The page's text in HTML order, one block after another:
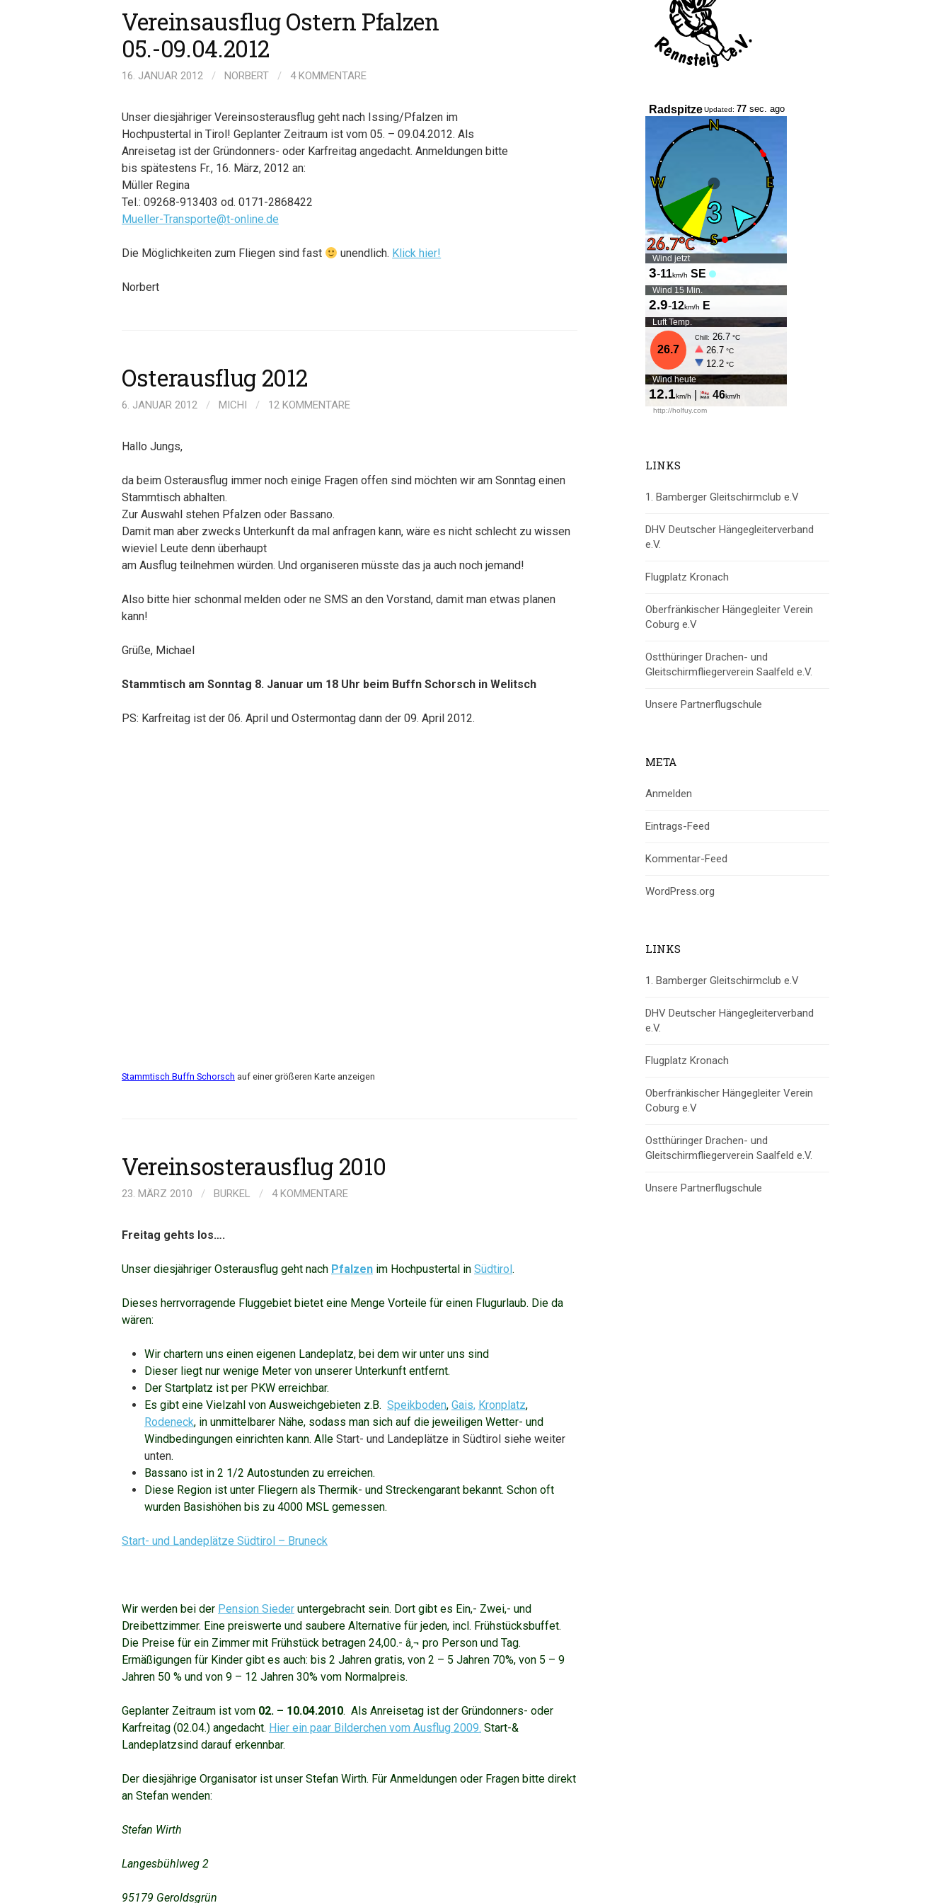
Vereinsausflug Ostern Pfalzen
05.-09.04.2012
16. JANUAR 2012 / NORBERT / 4 KOMMENTARE
Unser diesjähriger Vereinsosterausflug geht nach Issing/Pfalzen im
Hochpustertal in Tirol! Geplanter Zeitraum ist vom 05. – 09.04.2012. Als
Anreisetag ist der Gründonners- oder Karfreitag angedacht. Anmeldungen bitte
bis spätestens Fr., 16. März, 2012 an:
Müller Regina
Tel.: 09268-913403 od. 0171-2868422
Mueller-Transporte@t-online.de
Die Möglichkeiten zum Fliegen sind fast unendlich. Klick hier!
Norbert
Osterausflug 2012
6. JANUAR 2012 / MICHI / 12 KOMMENTARE
Hallo Jungs,
da beim Osterausflug immer noch einige Fragen offen sind möchten wir am Sonntag einen
Stammtisch abhalten.
Zur Auswahl stehen Pfalzen oder Bassano.
Damit man aber zwecks Unterkunft da mal anfragen kann, wäre es nicht schlecht zu wissen
wieviel Leute denn überhaupt
am Ausflug teilnehmen würden. Und organiseren müsste das ja auch noch jemand!
Also bitte hier schonmal melden oder ne SMS an den Vorstand, damit man etwas planen
kann!
Grüße, Michael
Stammtisch am Sonntag 8. Januar um 18 Uhr beim Buffn Schorsch in Welitsch
PS: Karfreitag ist der 06. April und Ostermontag dann der 09. April 2012.
Stammtisch Buffn Schorsch auf einer größeren Karte anzeigen
Vereinsosterausflug 2010
23. MÄRZ 2010 / BURKEL / 4 KOMMENTARE
Freitag gehts los….
Unser diesjähriger Osterausflug geht nach Pfalzen im Hochpustertal in Südtirol.
Dieses herrvorragende Fluggebiet bietet eine Menge Vorteile für einen Flugurlaub. Die da
wären:
Wir chartern uns einen eigenen Landeplatz, bei dem wir unter uns sind
Dieser liegt nur wenige Meter von unserer Unterkunft entfernt.
Der Startplatz ist per PKW erreichbar.
Es gibt eine Vielzahl von Ausweichgebieten z.B. Speikboden, Gais, Kronplatz,
Rodeneck, in unmittelbarer Nähe, sodass man sich auf die jeweiligen Wetter- und
Windbedingungen einrichten kann. Alle Start- und Landeplätze in Südtirol siehe weiter
unten.
Bassano ist in 2 1/2 Autostunden zu erreichen.
Diese Region ist unter Fliegern als Thermik- und Streckengarant bekannt. Schon oft
wurden Basishöhen bis zu 4000 MSL gemessen.
Start- und Landeplätze Südtirol – Bruneck
Wir werden bei der Pension Sieder untergebracht sein. Dort gibt es Ein,- Zwei,- und
Dreibettzimmer. Eine preiswerte und saubere Alternative für jeden, incl. Frühstücksbuffet.
Die Preise für ein Zimmer mit Frühstück betragen 24,00.- â‚¬ pro Person und Tag.
Ermäßigungen für Kinder gibt es auch: bis 2 Jahren gratis, von 2 – 5 Jahren 70%, von 5 – 9
Jahren 50 % und von 9 – 12 Jahren 30% vom Normalpreis.
Geplanter Zeitraum ist vom 02. – 10.04.2010. Als Anreisetag ist der Gründonners- oder
Karfreitag (02.04.) angedacht. Hier ein paar Bilderchen vom Ausflug 2009. Start-&
Landeplatzsind darauf erkennbar.
Der diesjährige Organisator ist unser Stefan Wirth. Für Anmeldungen oder Fragen bitte direkt
an Stefan wenden:
Stefan Wirth
Langesbühlweg 2
95179 Geroldsgrün
LINKS
1. Bamberger Gleitschirmclub e.V
DHV Deutscher Hängegleiterverband
e.V.
Flugplatz Kronach
Oberfränkischer Hängegleiter Verein
Coburg e.V
Ostthüringer Drachen- und
Gleitschirmfliegerverein Saalfeld e.V.
Unsere Partnerflugschule
META
Anmelden
Eintrags-Feed
Kommentar-Feed
WordPress.org
LINKS
1. Bamberger Gleitschirmclub e.V
DHV Deutscher Hängegleiterverband
e.V.
Flugplatz Kronach
Oberfränkischer Hängegleiter Verein
Coburg e.V
Ostthüringer Drachen- und
Gleitschirmfliegerverein Saalfeld e.V.
Unsere Partnerflugschule